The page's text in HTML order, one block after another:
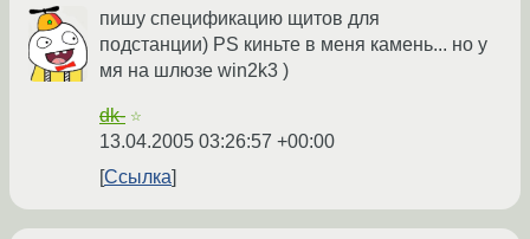
пишу спецификацию щитов для
подстанции) PS киньте в меня камень... но у
мя на шлюзе win2k3 )
dk- ☆
13.04.2005 03:26:57 +00:00
Ссылка